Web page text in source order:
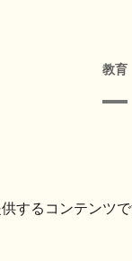
教育
するコンテンツで